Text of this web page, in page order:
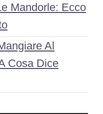
Mandorle: Ecco
Al
Cosa Dice